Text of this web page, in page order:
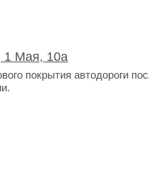
1 Мая, 10а
покрытия автодороги